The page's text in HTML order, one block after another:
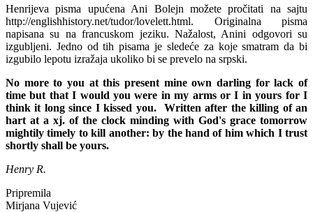
Henrijeva pisma upućena Ani Bolejn možete pročitati na sajtu
http://englishhistory.net/tudor/lovelett.html. Originalna pisma
napisana su na francuskom jeziku. Nažalost, Anini odgovori su
izgubljeni. Jedno od tih pisama je sledeće za koje smatram da bi
izgubilo lepotu izražaja ukoliko bi se prevelo na srpski.
No more to you at this present mine own darling for lack of
time but that I would you were in my arms or I in yours for I
think it long since I kissed you. Written after the killing of an
hart at a xj. of the clock minding with God's grace tomorrow
mightily timely to kill another: by the hand of him which I trust
shortly shall be yours.
Henry R.
Pripremila
Mirjana Vujević